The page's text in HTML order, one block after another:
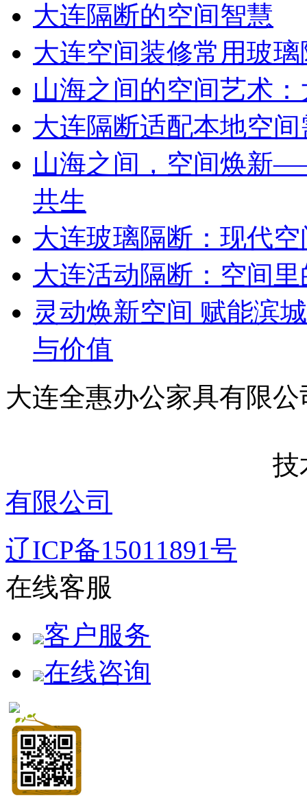
大连隔断的空间智慧
大连空间装修常用玻
山海之间的空间艺术
大连隔断适配本地空
山海之间，空间焕新
共生
大连玻璃隔断：现代
大连活动隔断：空间
灵动焕新空间 赋能滨
与价值
大连全惠办公家
技术支
有限公司
辽ICP备15011891号
在线客服
客户服务
在线咨询